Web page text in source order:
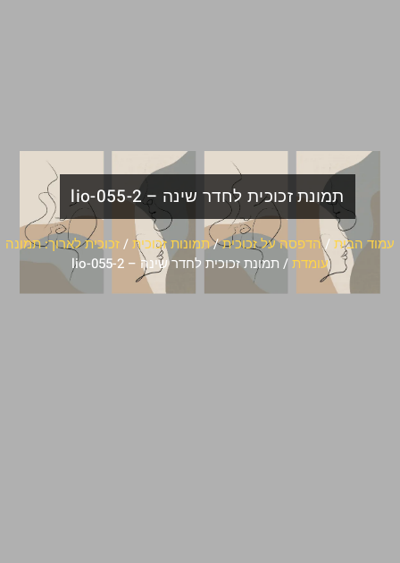
תמונת זכוכית לחדר שינה – lio-055-2
עמוד הבית /הדפסה על זכוכית/תמונות זכוכית/זכוכית לארוך: תמונה
עומדת/ תמונת זכוכית לחדר שינה – lio-055-2